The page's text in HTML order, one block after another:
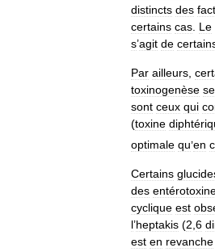
distincts des
certains cas Le
s’agit de
Par ailleurs
toxinogenèse
sont ceux qui
(toxine
optimale qu’en
Certains
des
cyclique est
l’heptakis (2,6
est en revanche